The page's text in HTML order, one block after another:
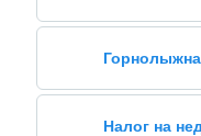
Налог на